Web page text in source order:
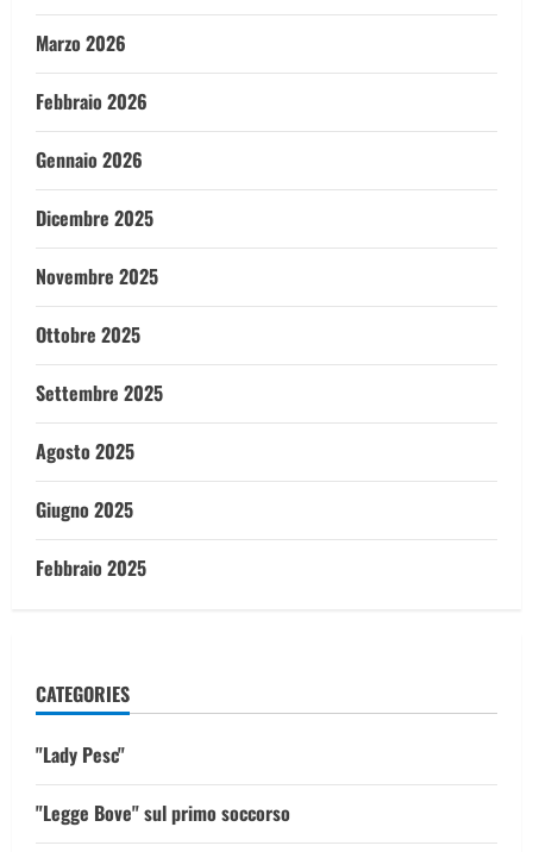
Marzo 2026
Febbraio 2026
Gennaio 2026
Dicembre 2025
Novembre 2025
Ottobre 2025
Settembre 2025
Agosto 2025
Giugno 2025
Febbraio 2025
CATEGORIES
"Lady Pesc"
"Legge Bove" sul primo soccorso